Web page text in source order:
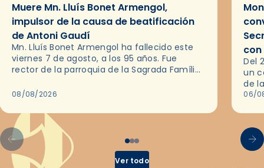
Muere Mn. Lluís Bonet Armengol,
impulsor de la causa de beatificación
de Antoni Gaudí
Mn. Lluís Bonet Armengol ha fallecido este
viernes 7 de agosto, a los 95 años. Fue
rector de la parroquia de la Sagrada Família
08/08/2026
Del
un
de
en
06/
Ver todo